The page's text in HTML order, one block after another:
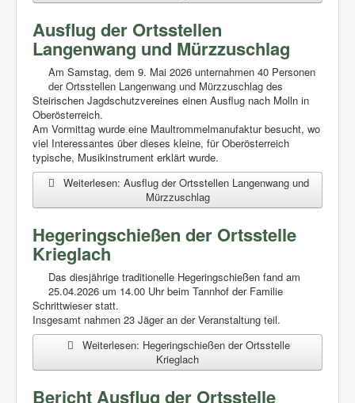
Ausflug der Ortsstellen
Langenwang und Mürzzuschlag
Am Samstag, dem 9. Mai 2026 unternahmen 40 Personen
der Ortsstellen Langenwang und Mürzzuschlag des
Steirischen Jagdschutzvereines einen Ausflug nach Molln in
Oberösterreich.
Am Vormittag wurde eine Maultrommelmanufaktur besucht, wo
viel Interessantes über dieses kleine, für Oberösterreich
typische, Musikinstrument erklärt wurde.
Weiterlesen: Ausflug der Ortsstellen Langenwang und
Mürzzuschlag
Hegeringschießen der Ortsstelle
Krieglach
Das diesjährige traditionelle Hegeringschießen fand am
25.04.2026 um 14.00 Uhr beim Tannhof der Familie
Schrittwieser statt.
Insgesamt nahmen 23 Jäger an der Veranstaltung teil.
Weiterlesen: Hegeringschießen der Ortsstelle
Krieglach
Bericht Ausflug der Ortsstelle